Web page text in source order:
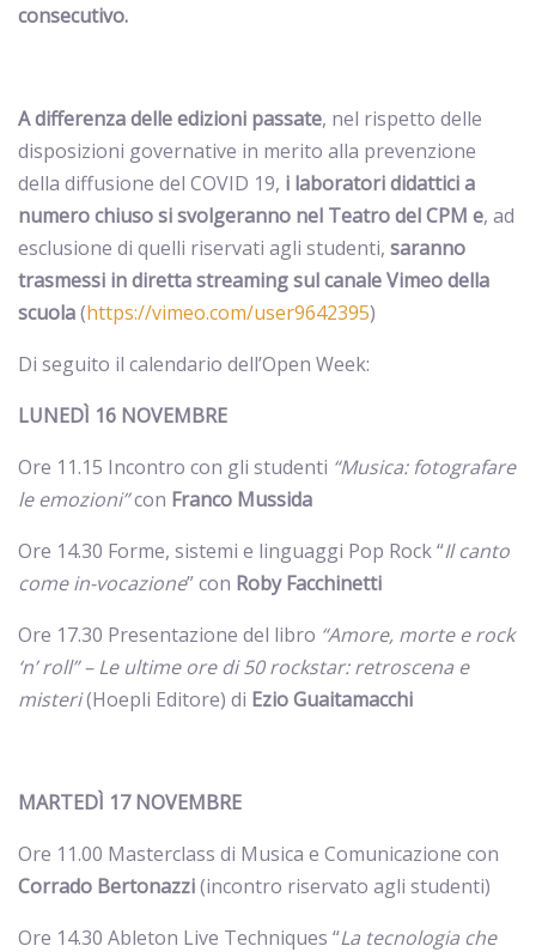
consecutivo.
A differenza delle edizioni passate, nel rispetto delle
disposizioni governative in merito alla prevenzione
della diffusione del COVID 19, i laboratori didattici a
numero chiuso si svolgeranno nel Teatro del CPM e, ad
esclusione di quelli riservati agli studenti, saranno
trasmessi in diretta streaming sul canale Vimeo della
scuola(https://vimeo.com/user9642395)
Di seguito il calendario dell’Open Week:
LUNEDÌ 16 NOVEMBRE
Ore 11.15 Incontro con gli studenti “Musica: fotografare
le emozioni”con Franco Mussida
Ore 14.30 Forme, sistemi e linguaggi Pop Rock “Il canto
come in-vocazione” con Roby Facchinetti
Ore 17.30 Presentazione del libro “Amore, morte e rock
‘n’ roll” – Le ultime ore di 50 rockstar: retroscena e
misteri(Hoepli Editore) di Ezio Guaitamacchi
MARTEDÌ 17 NOVEMBRE
Ore 11.00 Masterclass di Musica e Comunicazione con
Corrado Bertonazzi(incontro riservato agli studenti)
Ore 14.30 Ableton Live Techniques “La tecnologia che